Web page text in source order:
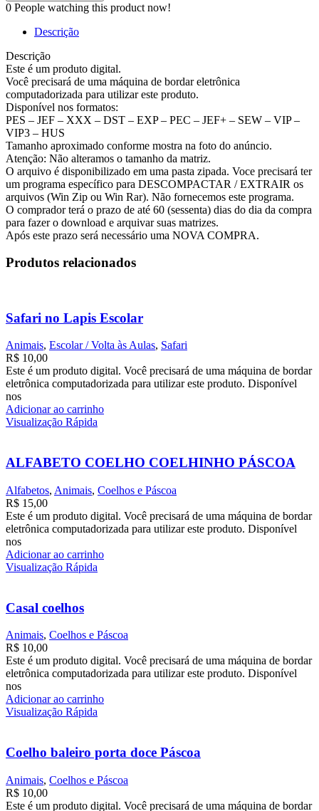
0 People watching this product now!
Descrição
Descrição
Este é um produto digital.
Você precisará de uma máquina de bordar eletrônica
computadorizada para utilizar este produto.
Disponível nos formatos:
PES – JEF – XXX – DST – EXP – PEC – JEF+ – SEW – VIP –
VIP3 – HUS
Tamanho aproximado conforme mostra na foto do anúncio.
Atenção: Não alteramos o tamanho da matriz.
O arquivo é disponibilizado em uma pasta zipada. Voce precisará ter
um programa específico para DESCOMPACTAR / EXTRAIR os
arquivos (Win Zip ou Win Rar). Não fornecemos este programa.
O comprador terá o prazo de até 60 (sessenta) dias do dia da compra
para fazer o download e arquivar suas matrizes.
Após este prazo será necessário uma NOVA COMPRA.
Produtos relacionados
Safari no Lapis Escolar
Animais, Escolar / Volta às Aulas, Safari
R$ 10,00
Este é um produto digital. Você precisará de uma máquina de bordar
eletrônica computadorizada para utilizar este produto. Disponível
nos
Adicionar ao carrinho
Visualização Rápida
ALFABETO COELHO COELHINHO PÁSCOA
Alfabetos, Animais, Coelhos e Páscoa
R$ 15,00
Este é um produto digital. Você precisará de uma máquina de bordar
eletrônica computadorizada para utilizar este produto. Disponível
nos
Adicionar ao carrinho
Visualização Rápida
Casal coelhos
Animais, Coelhos e Páscoa
R$ 10,00
Este é um produto digital. Você precisará de uma máquina de bordar
eletrônica computadorizada para utilizar este produto. Disponível
nos
Adicionar ao carrinho
Visualização Rápida
Coelho baleiro porta doce Páscoa
Animais, Coelhos e Páscoa
R$ 10,00
Este é um produto digital. Você precisará de uma máquina de bordar